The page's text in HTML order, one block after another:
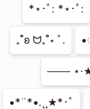
*⋆･ﾟ: *⋆･ﾟ:
₊˚ʚ ᗢ₊˚⋆ ﾟ.
───
•*¨*•.¸¸★*･ﾟ